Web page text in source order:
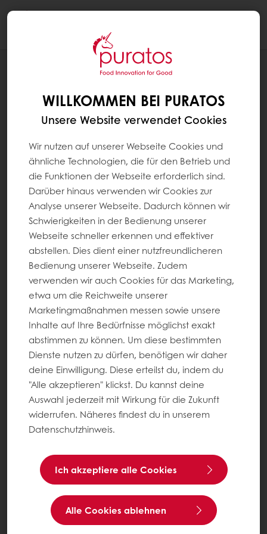
NEUIGKEITEN
WILLKOMMEN BEI PURATOS
Unsere Website verwendet Cookies
Wir nutzen auf unserer Webseite Cookies und
ähnliche Technologien, die für den Betrieb und
die Funktionen der Webseite erforderlich sind.
Darüber hinaus verwenden wir Cookies zur
Analyse unserer Webseite. Dadurch können wir
Schwierigkeiten in der Bedienung unserer
Webseite schneller erkennen und effektiver
abstellen. Dies dient einer nutzfreundlicheren
Bedienung unserer Webseite. Zudem
verwenden wir auch Cookies für das Marketing,
etwa um die Reichweite unserer
Marketingmaßnahmen messen sowie unsere
Inhalte auf Ihre Bedürfnisse möglichst exakt
abstimmen zu können. Um diese bestimmten
Dienste nutzen zu dürfen, benötigen wir daher
deine Einwilligung. Diese erteilst du, indem du
"Alle akzeptieren" klickst. Du kannst deine
Auswahl jederzeit mit Wirkung für die Zukunft
widerrufen. Näheres findest du in unserem
Datenschutzhinweis.
Ich akzeptiere alle Cookies
Alle Cookies ablehnen